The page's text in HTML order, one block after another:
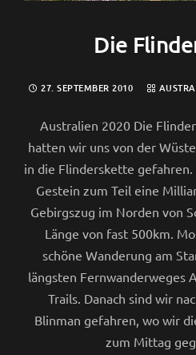
Die
27. SEPTEMBER 2010
Australien 2020 Die
hatten wir uns von der
in die Flinderskette
Gestein zum Teil eine
Gebirgszug im Norden von
Länge von fast 500km.
schöne Wanderung am
längsten Fernwanderweges
Trails. Danach sind wir
Blinman gefahren, wo wir
zum Mittag